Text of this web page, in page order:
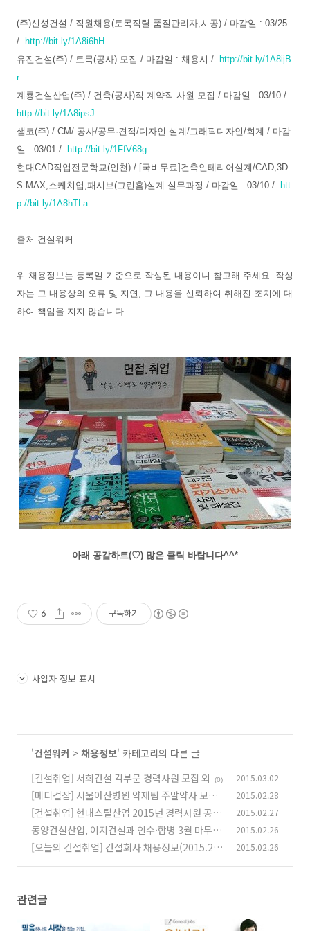
(주)신성건설 / 직원채용(토목직렬-품질관리자,시공) / 마감일 : 03/25
/
http://bit.ly/1A8i6hH
유진건설(주) / 토목(공사) 모집 / 마감일 : 채용시 /
http://bit.ly/1A8ijB
r
계룡건설산업(주) / 건축(공사)직 계약직 사원 모집 / 마감일 : 03/10 /
http://bit.ly/1A8ipsJ
샘코(주) / CM/ 공사/공무·견적/디자인 설계/그래픽디자인/회계 / 마감
일 : 03/01 /
http://bit.ly/1FfV68g
현대CAD직업전문학교(인천) / [국비무료]건축인테리어설계/CAD,3D
S-MAX,스케치업,패시브(그린홈)설계 실무과정 / 마감일 : 03/10 /
htt
p://bit.ly/1A8hTLa
출처 건설워커
위 채용정보는 등록일 기준으로 작성된 내용이니 참고해 주세요. 작성
자는 그 내용상의 오류 및 지연, 그 내용을 신뢰하여 취해진 조치에 대
하여 책임을 지지 않습니다.
아래 공감하트(♡) 많은 클릭 바랍니다^^*
6 구독하기
사업자 정보 표시
'건설워커 > 채용정보' 카테고리의 다른 글
[건설취업] 서희건설 각부문 경력사원 모집 외
(0) 2015.03.02
[메디컬잡] 서울아산병원 약제팀 주말약사 모집
정보 (0)
2015.02.28
[건설취업] 현대스틸산업 2015년 경력사원 공개
채용 (0)
2015.02.27
동양건설산업, 이지건설과 인수·합병 3월 마무리
(0)
2015.02.26
[오늘의 건설취업] 건설회사 채용정보(2015.2.2
2015.02.26
관련글